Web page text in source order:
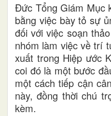
Đức Tổng Giám Mục
bằng việc bày tỏ sự
đối với việc soạn
nhóm làm việc về trí
xuất trong Hiệp ước
coi đó là một bước
một cách tiếp cận
này, đồng thời chú
kèm.